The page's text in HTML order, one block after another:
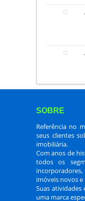
,
,
SOBRE
Referência no
seus clientes
imobiliária.
Com anos de
todos os
imóveis novos e
Suas
uma marca